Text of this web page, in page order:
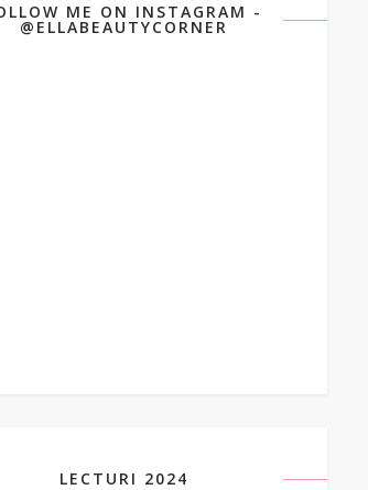
ME ON INSTAGRAM -
@ELLABEAUTYCORNER
LECTURI 2024